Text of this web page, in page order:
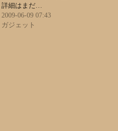
詳細はまだ…
2009-06-09 07:43
ガジェット